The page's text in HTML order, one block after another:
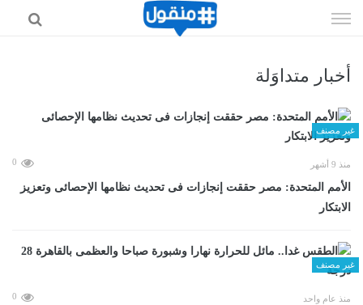
الى
أخبار متداوَلة
غير مصنف
منذ 9 أشهر 0
الأمم المتحدة: مصر حققت إنجازات فى تحديث نظامها الإحصائى وتعزيز
الابتكار
غير مصنف
منذ عام واحد 0